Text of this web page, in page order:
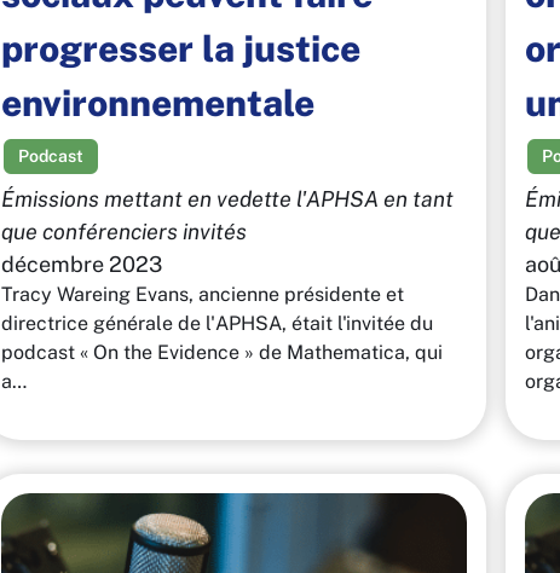
progresser la justice
environnementale
Podcast
Émissions mettant en vedette l'APHSA en tant
que conférenciers invités
décembre 2023
Tracy Wareing Evans, ancienne présidente et
directrice générale de l'APHSA, était l'invitée du
podcast « On the Evidence » de Mathematica, qui
a…